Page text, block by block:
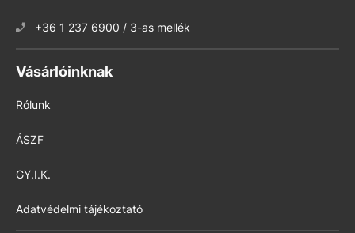
+36 1 237 6900 / 3-as mellék
Vásárlóinknak
Rólunk
ÁSZF
GY.I.K.
Adatvédelmi tájékoztató